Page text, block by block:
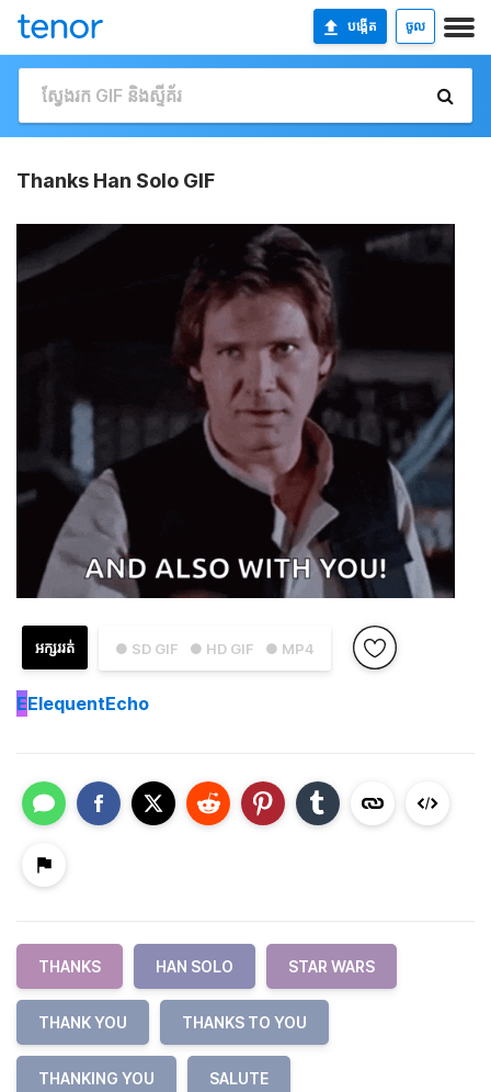
បង្កើត ចូល
Thanks Han Solo GIF
● SD GIF ● HD GIF ● MP4
អក្សររត់
EElequentEcho
THANKS HAN SOLO STAR WARS
THANK YOU THANKS TO YOU
THANKING YOU SALUTE